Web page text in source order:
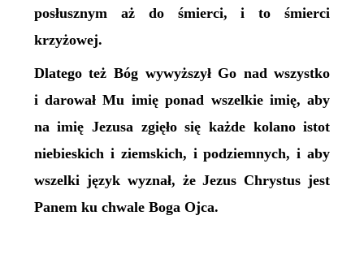
posłusznym aż do śmierci, i to śmierci
krzyżowej.
Dlatego też Bóg wywyższył Go nad wszystko
i darował Mu imię ponad wszelkie imię, aby
na imię Jezusa zgięło się każde kolano istot
niebieskich i ziemskich, i podziemnych, i aby
wszelki język wyznał, że Jezus Chrystus jest
Panem ku chwale Boga Ojca.